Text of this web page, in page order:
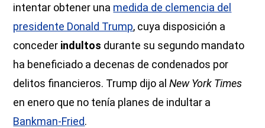
intentar obtener una medida de clemencia del
presidente Donald Trump, cuya disposición a
conceder indultos durante su segundo mandato
ha beneficiado a decenas de condenados por
delitos financieros. Trump dijo alNew York Times
en enero que no tenía planes de indultar a
Bankman-Fried.